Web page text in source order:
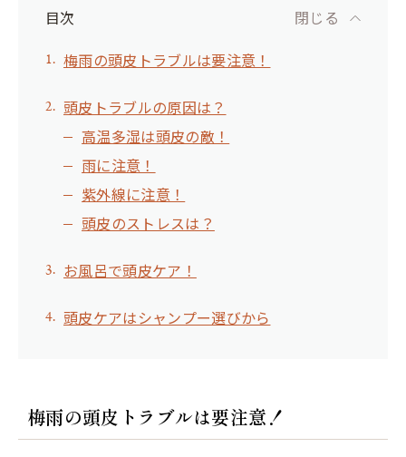
目次
梅雨の頭皮トラブルは要注意！
頭皮トラブルの原因は？
高温多湿は頭皮の敵！
雨に注意！
紫外線に注意！
頭皮のストレスは？
お風呂で頭皮ケア！
頭皮ケアはシャンプー選びから
閉じる
梅雨の頭皮トラブルは要注意！